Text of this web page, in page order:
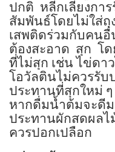
ปกติ หลีกเลี่ยงการ
สัมพันธ์โดยไม่ใส่ถุ
เสพติดร่วมกับคนอื่
ต้องสะอาด สุก โ
ที่ไม่สุก เช่น ไข่ดา
โอวัลตินไม่ควรรับ
ประทานที่สุกใหม่
หากดื่มน้ำต้มจะดี
ประทานผักสดผลไ
ควรปอกเปลือก